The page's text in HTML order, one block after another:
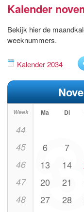
Kalender
Bekijk hier de
weeknummers.
Kalender 2034
Week Ma Di
44
45 6 7
46 13 14
47 20 21
48 27 28